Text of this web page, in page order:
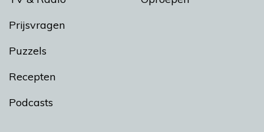
Prijsvragen
Puzzels
Recepten
Podcasts